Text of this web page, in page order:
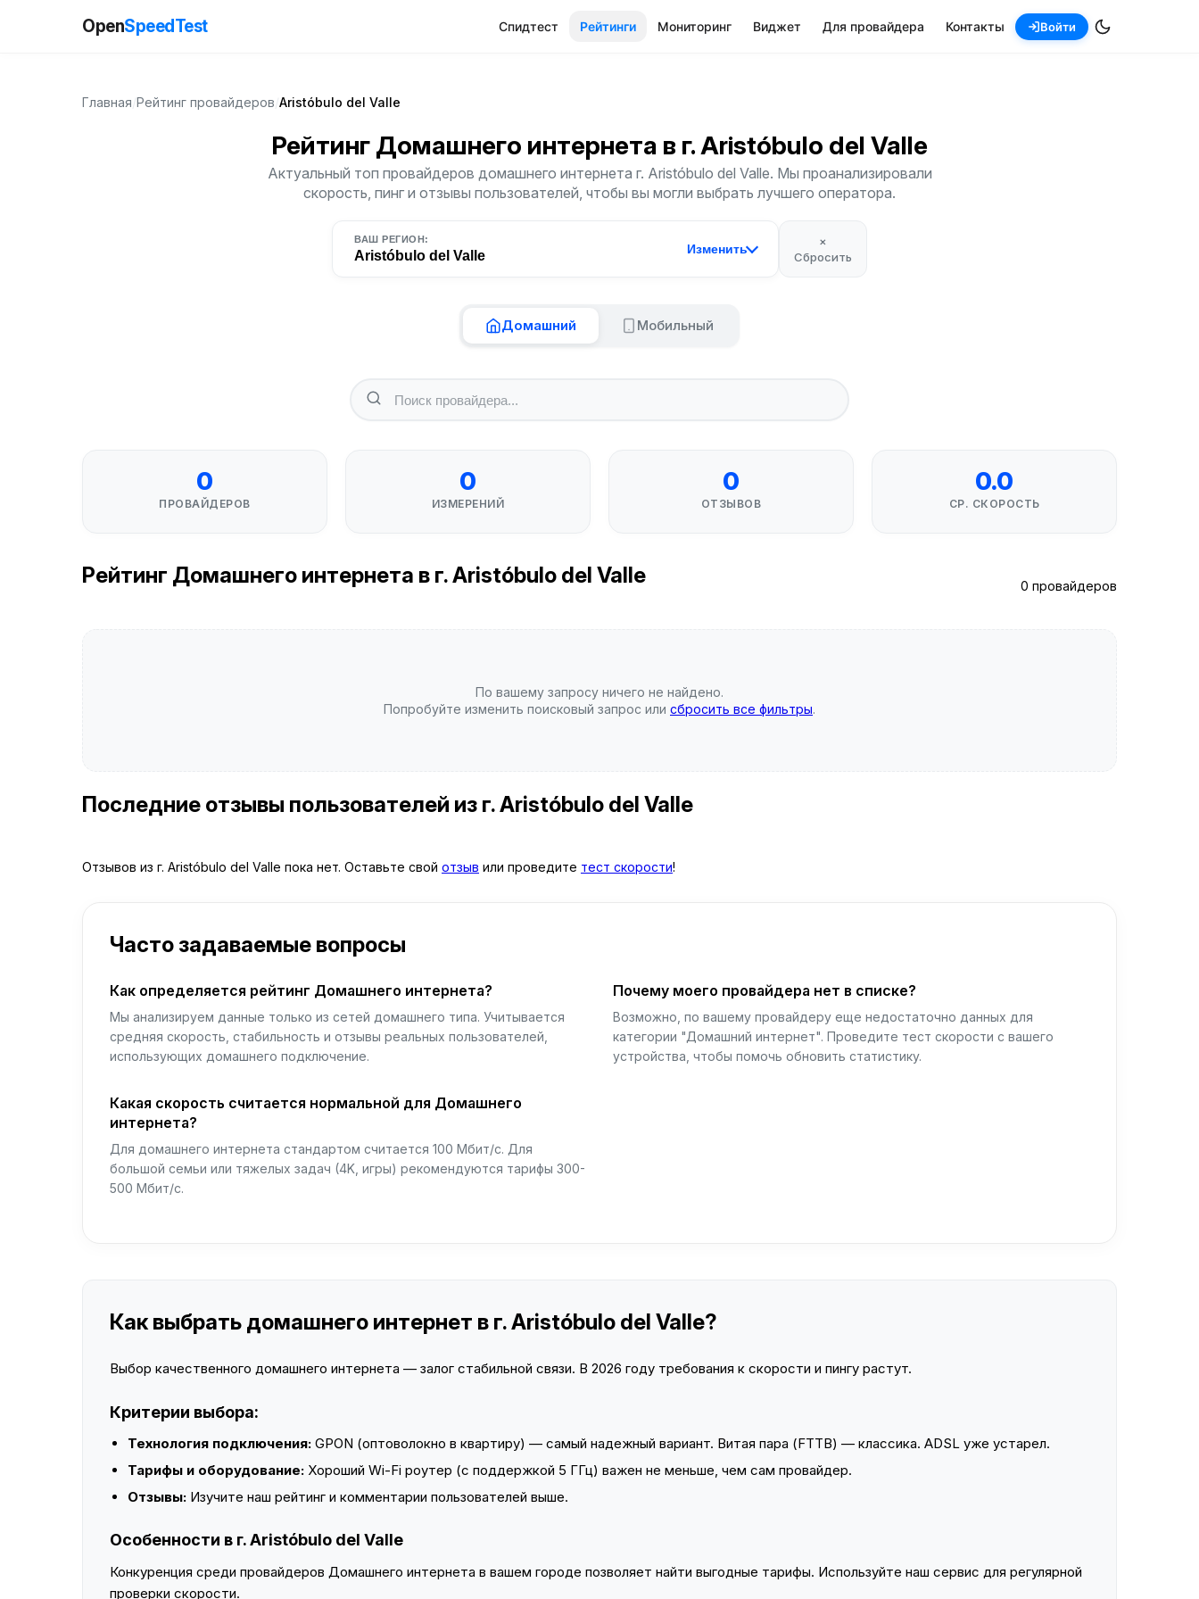
OpenSpeedTest Спидтест Рейтинги Мониторинг Виджет Для провайдера Контакты Войти
Главная Рейтинг провайдеров Aristóbulo del Valle
Рейтинг Домашнего интернета в г. Aristóbulo del Valle
Актуальный топ провайдеров домашнего интернета г. Aristóbulo del Valle. Мы проанализировали
скорость, пинг и отзывы пользователей, чтобы вы могли выбрать лучшего оператора.
ВАШ РЕГИОН:
Aristóbulo del Valle Изменить
×
Сбросить
Домашний Мобильный
0
ПРОВАЙДЕРОВ
0
ИЗМЕРЕНИЙ
0
ОТЗЫВОВ
0.0
СР. СКОРОСТЬ
Рейтинг Домашнего интернета в г. Aristóbulo del Valle 0 провайдеров
По вашему запросу ничего не найдено.
Попробуйте изменить поисковый запрос или сбросить все фильтры.
Последние отзывы пользователей из г. Aristóbulo del Valle
Отзывов из г. Aristóbulo del Valle пока нет. Оставьте свой отзыв или проведите тест скорости!
Часто задаваемые вопросы
Как определяется рейтинг Домашнего интернета?
Мы анализируем данные только из сетей домашнего типа. Учитывается
средняя скорость, стабильность и отзывы реальных пользователей,
использующих домашнего подключение.
Почему моего провайдера нет в списке?
Возможно, по вашему провайдеру еще недостаточно данных для
категории "Домашний интернет". Проведите тест скорости с вашего
устройства, чтобы помочь обновить статистику.
Какая скорость считается нормальной для Домашнего
интернета?
Для домашнего интернета стандартом считается 100 Мбит/с. Для
большой семьи или тяжелых задач (4K, игры) рекомендуются тарифы 300-
500 Мбит/с.
Как выбрать домашнего интернет в г. Aristóbulo del Valle?
Выбор качественного домашнего интернета — залог стабильной связи. В 2026 году требования к скорости и пингу растут.
Критерии выбора:
Технология подключения: GPON (оптоволокно в квартиру) — самый надежный вариант. Витая пара (FTTB) — классика. ADSL уже устарел.
Тарифы и оборудование: Хороший Wi-Fi роутер (с поддержкой 5 ГГц) важен не меньше, чем сам провайдер.
Отзывы: Изучите наш рейтинг и комментарии пользователей выше.
Особенности в г. Aristóbulo del Valle
Конкуренция среди провайдеров Домашнего интернета в вашем городе позволяет найти выгодные тарифы. Используйте наш сервис для регулярной
проверки скорости.